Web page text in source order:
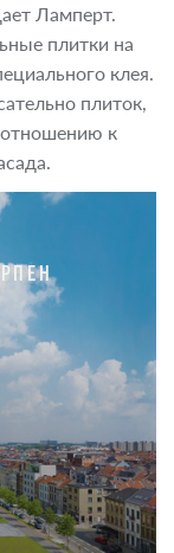
Ламперт.
плитки на
клея.
плиток,
к